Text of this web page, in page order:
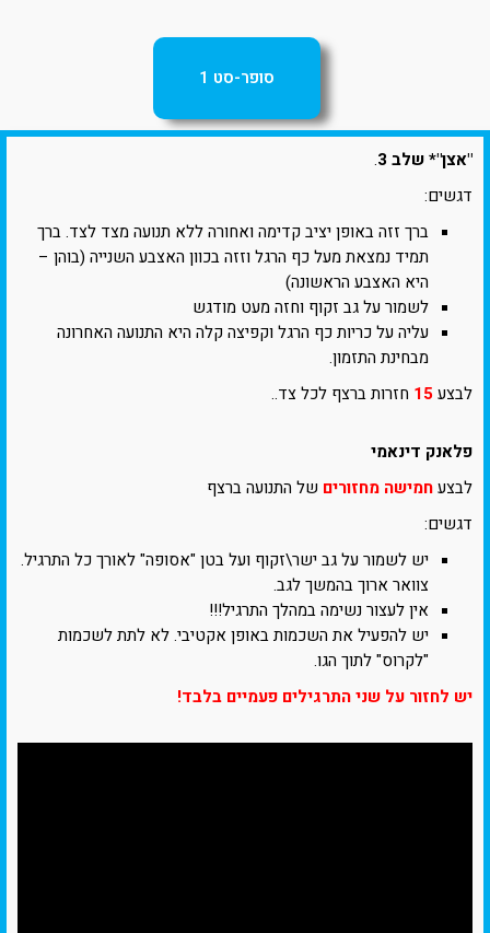
סופר-סט 1
"אצן"* שלב 3
.
דגשים:
ברך זזה באופן יציב קדימה ואחורה ללא תנועה מצד לצד. ברך
תמיד נמצאת מעל כף הרגל וזזה בכוון האצבע השנייה (בוהן –
היא האצבע הראשונה)
לשמור על גב זקוף וחזה מעט מודגש
עליה על כריות כף הרגל וקפיצה קלה היא התנועה האחרונה
מבחינת התזמון.
לבצע15 חזרות ברצף לכל צד..
פלאנק דינאמי
לבצעחמישה מחזורים של התנועה ברצף
דגשים:
יש לשמור על גב ישר\זקוף ועל בטן "אסופה" לאורך כל התרגיל.
צוואר ארוך בהמשך לגב.
אין לעצור נשימה במהלך התרגיל!!!
יש להפעיל את השכמות באופן אקטיבי. לא לתת לשכמות
"לקרוס" לתוך הגו.
יש לחזור על שני התרגילים פעמיים בלבד!